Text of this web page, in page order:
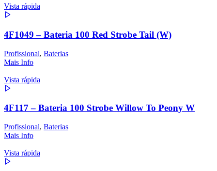
Vista rápida
4F1049 – Bateria 100 Red Strobe Tail (W)
Profissional, Baterias
Mais Info
Vista rápida
4F117 – Bateria 100 Strobe Willow To Peony W
Profissional, Baterias
Mais Info
Vista rápida